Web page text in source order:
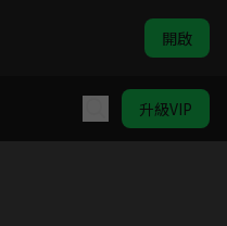
開啟
升級VIP